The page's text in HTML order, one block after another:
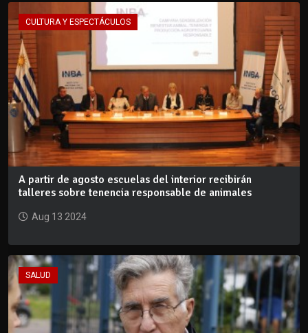
CULTURA Y ESPECTÁCULOS
A partir de agosto escuelas del interior recibirán
talleres sobre tenencia responsable de animales
Aug 13 2024
SALUD